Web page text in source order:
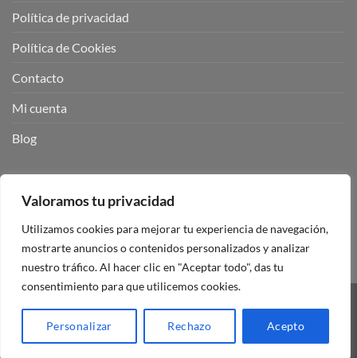
Valoramos tu privacidad
Utilizamos cookies para mejorar tu experiencia de navegación,
mostrarte anuncios o contenidos personalizados y analizar
nuestro tráfico. Al hacer clic en "Aceptar todo", das tu
consentimiento para que utilicemos cookies.
Personalizar Rechazo Acepto
Política de privacidad
Política de Cookies
Contacto
Mi cuenta
Blog
Visa PayPal Stripe MasterCard
Copyright 2026 ©Mando Garaje Universal Tienda Online España.